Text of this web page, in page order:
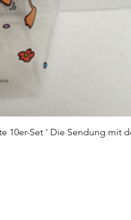
10er-Set ' Die Sendung mit